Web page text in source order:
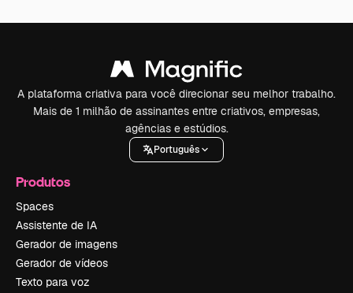
A plataforma criativa para você direcionar seu melhor trabalho.
Mais de 1 milhão de assinantes entre criativos, empresas,
agências e estúdios.
Português
Produtos
Spaces
Assistente de IA
Gerador de imagens
Gerador de vídeos
Texto para voz